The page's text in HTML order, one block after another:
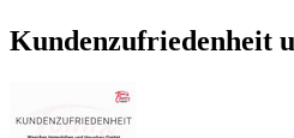
Kundenzufriedenheit